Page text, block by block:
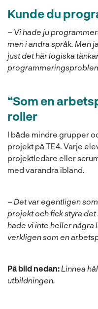
Kunde du
– Vi hade ju
men i andra språk. Men
just det här logiska
“Som en
roller
I både mindre grupper
projekt på TE4. Varje
projektledare eller
med varandra ibland.
–Det var egentligen
projekt och fick styra
hade vi inte heller några
verkligen som en
På bild nedan:Linnea
utbildningen.